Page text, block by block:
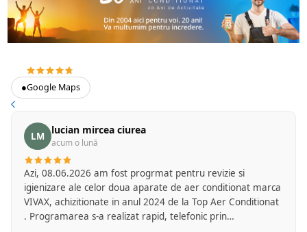
●Google Maps
LM lucian mircea ciurea
acum o lună
Azi, 08.06.2026 am fost progrmat pentru revizie si
igienizare ale celor doua aparate de aer conditionat marca
VIVAX, achizitionate in anul 2024 de la Top Aer Conditionat
. Programarea s-a realizat rapid, telefonic prin